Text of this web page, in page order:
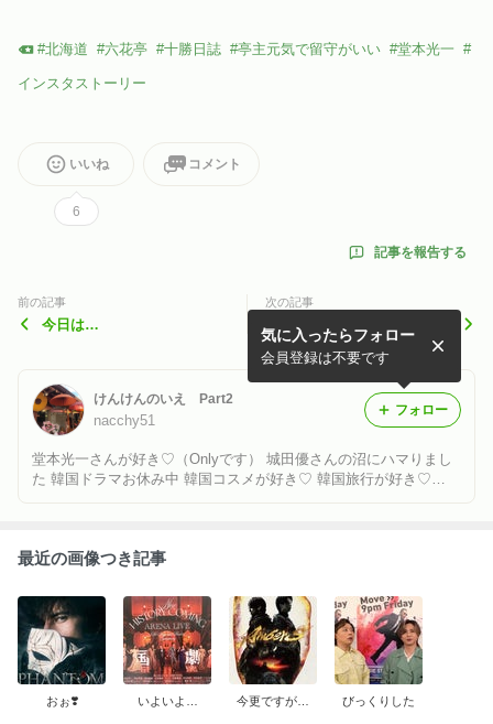
#北海道 #六花亭 #十勝日誌 #亭主元気で留守がいい #堂本光一 #
インスタストーリー
いいね
6
コメント
記事を報告する
前の記事
今日は…
次の記事
けんけんのいえ Part2
nacchy51
堂本光一さんが好き♡（Onlyです） 城田優さんの沼にハマりまし
た 韓国ドラマお休み中 韓国コスメが好き♡ 韓国旅行が好き♡
気に入ったらフォロー
会員登録は不要です
フォロー
最近の画像つき記事
おぉ❣️ いよいよ… 今更ですが… びっくりした